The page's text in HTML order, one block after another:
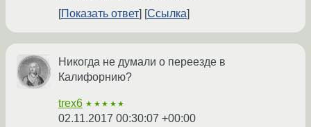
Показать ответ
Ссылка
Никогда не думали о переезде в
Калифорнию?
trex6 ★★★★★
02.11.2017 00:30:07 +00:00